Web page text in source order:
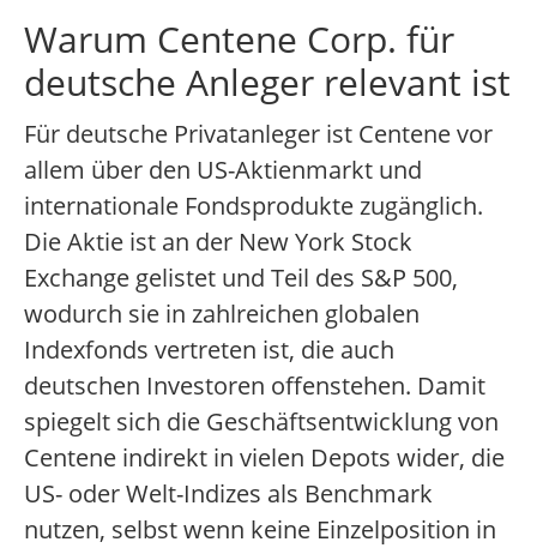
Warum Centene Corp. für
deutsche Anleger relevant ist
Für deutsche Privatanleger ist Centene vor
allem über den US-Aktienmarkt und
internationale Fondsprodukte zugänglich.
Die Aktie ist an der New York Stock
Exchange gelistet und Teil des S&P 500,
wodurch sie in zahlreichen globalen
Indexfonds vertreten ist, die auch
deutschen Investoren offenstehen. Damit
spiegelt sich die Geschäftsentwicklung von
Centene indirekt in vielen Depots wider, die
US- oder Welt-Indizes als Benchmark
nutzen, selbst wenn keine Einzelposition in